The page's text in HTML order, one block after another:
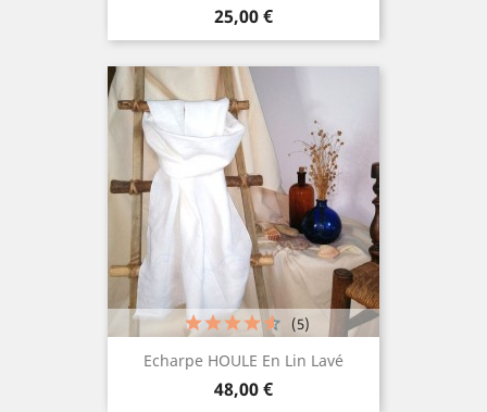
Prix
25,00 €
Echarpe HOULE En Lin Lavé
Prix
48,00 €
(5)